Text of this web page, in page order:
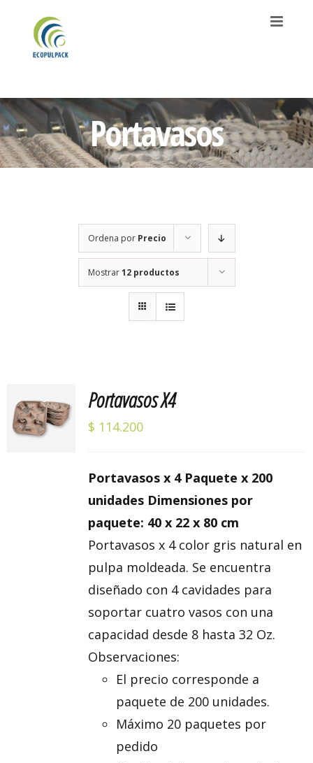
contenido
Portavasos
Ordena por Precio
Mostrar12 productos
con5.00de 5
AL
CARRITO
Portavasos X4
$ 114.200
Portavasos x 4 Paquete x 200
unidades Dimensiones por
paquete: 40 x 22 x 80 cm
Portavasos x 4 color gris natural en
pulpa moldeada. Se encuentra
diseñado con 4 cavidades para
soportar cuatro vasos con una
capacidad desde 8 hasta 32 Oz.
Observaciones:
El precio corresponde a
paquete de 200 unidades.
Máximo 20 paquetes por
pedido